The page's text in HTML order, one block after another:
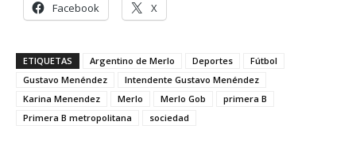
Facebook X
ETIQUETAS Argentino de Merlo Deportes
Fútbol
Gustavo Menéndez
Intendente Gustavo Menéndez
Karina Menendez
Merlo Merlo Gob
primera B
Primera B metropolitana
sociedad